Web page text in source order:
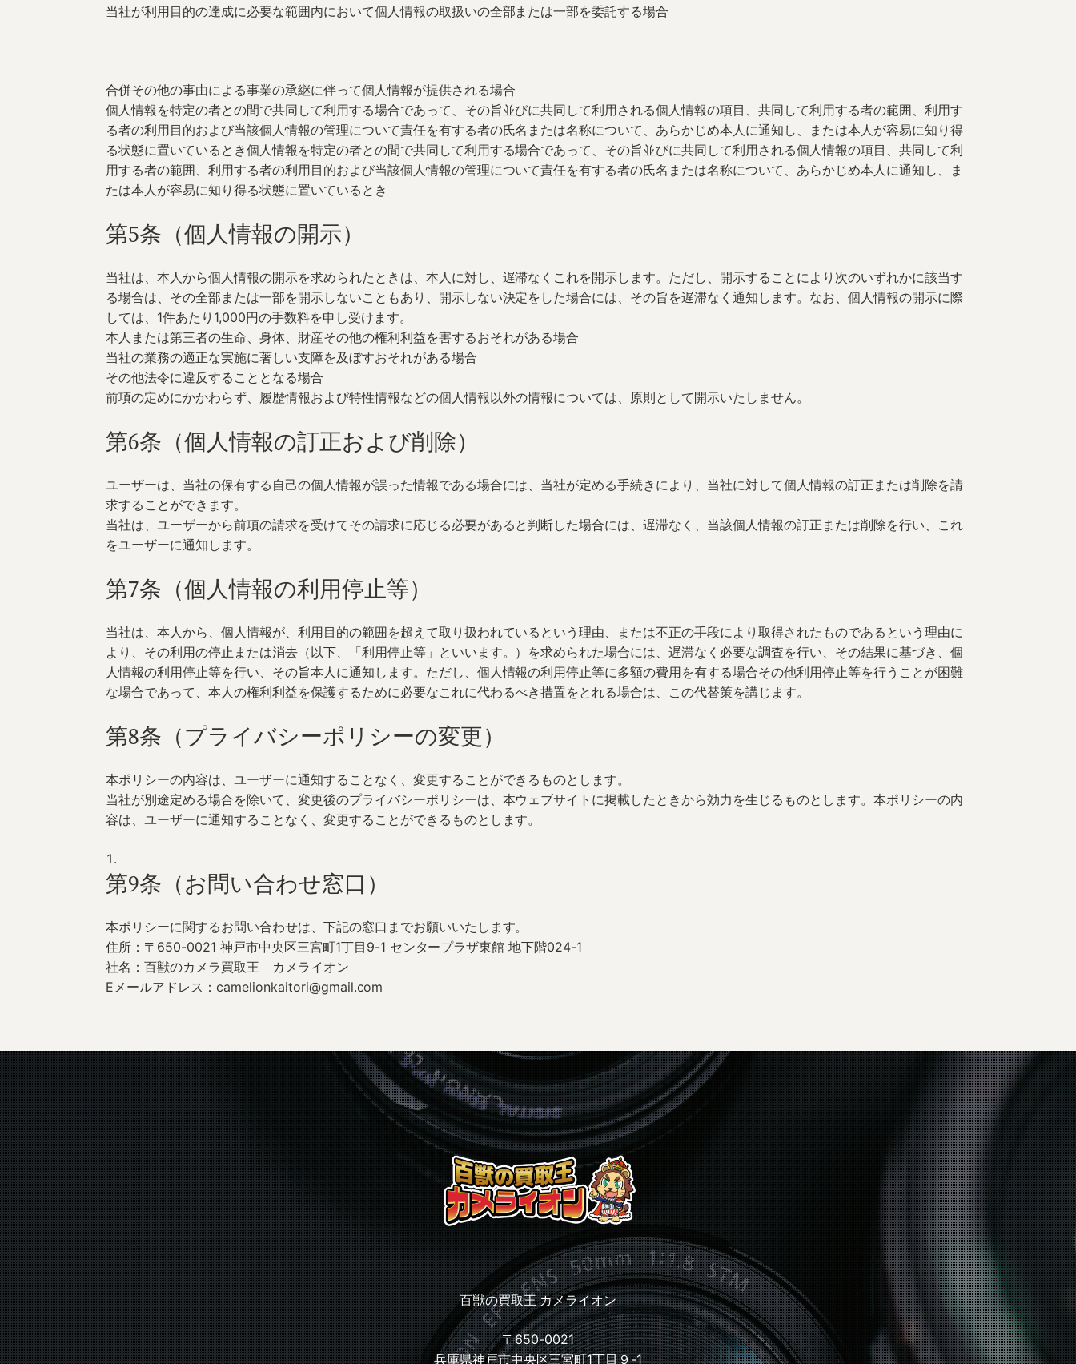
当社が利用目的の達成に必要な範囲内において個人情報の取扱いの全部または一部を委託する場合
合併その他の事由による事業の承継に伴って個人情報が提供される場合
個人情報を特定の者との間で共同して利用する場合であって、その旨並びに共同して利用される個人情報の項目、共同して利用する者の範囲、利用す
る者の利用目的および当該個人情報の管理について責任を有する者の氏名または名称について、あらかじめ本人に通知し、または本人が容易に知り得
る状態に置いているとき個人情報を特定の者との間で共同して利用する場合であって、その旨並びに共同して利用される個人情報の項目、共同して利
用する者の範囲、利用する者の利用目的および当該個人情報の管理について責任を有する者の氏名または名称について、あらかじめ本人に通知し、ま
たは本人が容易に知り得る状態に置いているとき
第5条（個人情報の開示）
当社は、本人から個人情報の開示を求められたときは、本人に対し、遅滞なくこれを開示します。ただし、開示することにより次のいずれかに該当す
る場合は、その全部または一部を開示しないこともあり、開示しない決定をした場合には、その旨を遅滞なく通知します。なお、個人情報の開示に際
しては、1件あたり1,000円の手数料を申し受けます。
本人または第三者の生命、身体、財産その他の権利利益を害するおそれがある場合
当社の業務の適正な実施に著しい支障を及ぼすおそれがある場合
その他法令に違反することとなる場合
前項の定めにかかわらず、履歴情報および特性情報などの個人情報以外の情報については、原則として開示いたしません。
第6条（個人情報の訂正および削除）
ユーザーは、当社の保有する自己の個人情報が誤った情報である場合には、当社が定める手続きにより、当社に対して個人情報の訂正または削除を請
求することができます。
当社は、ユーザーから前項の請求を受けてその請求に応じる必要があると判断した場合には、遅滞なく、当該個人情報の訂正または削除を行い、これ
をユーザーに通知します。
第7条（個人情報の利用停止等）
当社は、本人から、個人情報が、利用目的の範囲を超えて取り扱われているという理由、または不正の手段により取得されたものであるという理由に
より、その利用の停止または消去（以下、「利用停止等」といいます。）を求められた場合には、遅滞なく必要な調査を行い、その結果に基づき、個
人情報の利用停止等を行い、その旨本人に通知します。ただし、個人情報の利用停止等に多額の費用を有する場合その他利用停止等を行うことが困難
な場合であって、本人の権利利益を保護するために必要なこれに代わるべき措置をとれる場合は、この代替策を講じます。
第8条（プライバシーポリシーの変更）
本ポリシーの内容は、ユーザーに通知することなく、変更することができるものとします。
当社が別途定める場合を除いて、変更後のプライバシーポリシーは、本ウェブサイトに掲載したときから効力を生じるものとします。本ポリシーの内
容は、ユーザーに通知することなく、変更することができるものとします。
第9条（お問い合わせ窓口）
本ポリシーに関するお問い合わせは、下記の窓口までお願いいたします。
住所：〒650-0021 神戸市中央区三宮町1丁目9-1 センタープラザ東館 地下階024-1
社名：百獣のカメラ買取王 カメライオン
Eメールアドレス：camelionkaitori@gmail.com
百獣の買取王 カメライオン
〒650-0021
兵庫県神戸市中央区三宮町1丁目９-1